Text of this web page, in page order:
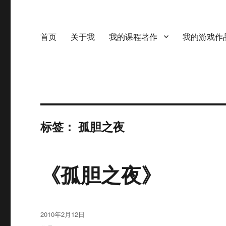
首页 关于我 我的课程著作 我的游戏作
标签：孤胆之夜
《孤胆之夜》
发
2010年2月12日